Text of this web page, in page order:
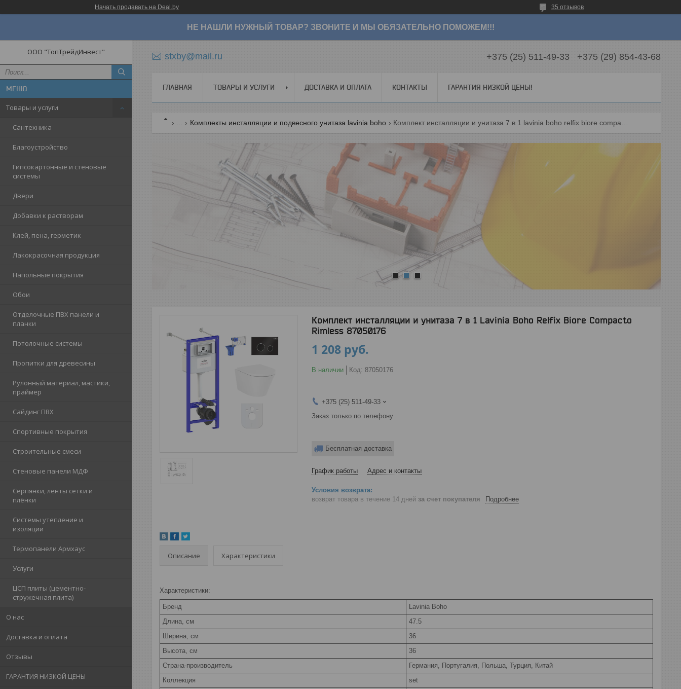
Начать продавать на Deal.by 35 отзывов
НЕ НАШЛИ НУЖНЫЙ ТОВАР? ЗВОНИТЕ И МЫ ОБЯЗАТЕЛЬНО ПОМОЖЕМ!!!
ООО "ТопТрейдИнвест"
Товары и услуги
Сантехника
Благоустройство
Гипсокартонные и стеновые
системы
Двери
Добавки к растворам
Клей, пена, герметик
Лакокрасочная продукция
Напольные покрытия
Обои
Отделочные ПВХ панели и
планки
Потолочные системы
Пропитки для древесины
Рулонный материал, мастики,
праймер
Сайдинг ПВХ
Спортивные покрытия
Строительные смеси
Стеновые панели МДФ
Серпянки, ленты сетки и
плёнки
Системы утепление и
изоляции
Термопанели Армхаус
Услуги
ЦСП плиты (цементно-
стружечная плита)
О нас
Доставка и оплата
Отзывы
ГАРАНТИЯ НИЗКОЙ ЦЕНЫ
stxby@mail.ru +375 (25) 511-49-33 +375 (29) 854-43-68
ГЛАВНАЯ ТОВАРЫ И УСЛУГИ ДОСТАВКА И ОПЛАТА КОНТАКТЫ ГАРАНТИЯ НИЗКОЙ ЦЕНЫ!
Комплекты инсталляции и подвесного унитаза lavinia boho
Комплект инсталляции и унитаза 7 в 1 Lavinia Boho Relfix Biore Compacto
Rimless 87050176
1 208 руб.
В наличии Код: 87050176
+375 (25) 511-49-33
Заказ только по телефону
Бесплатная доставка
График работы Адрес и контакты
возврат товара в течение 14 дней за счет покупателя Подробнее
Описание Характеристики
Характеристики:
Бренд
Lavinia Boho
Длина, см
47.5
Ширина, см
36
Высота, см
36
Страна-производитель
Германия, Португалия, Польша, Турция, Китай
Коллекция
set